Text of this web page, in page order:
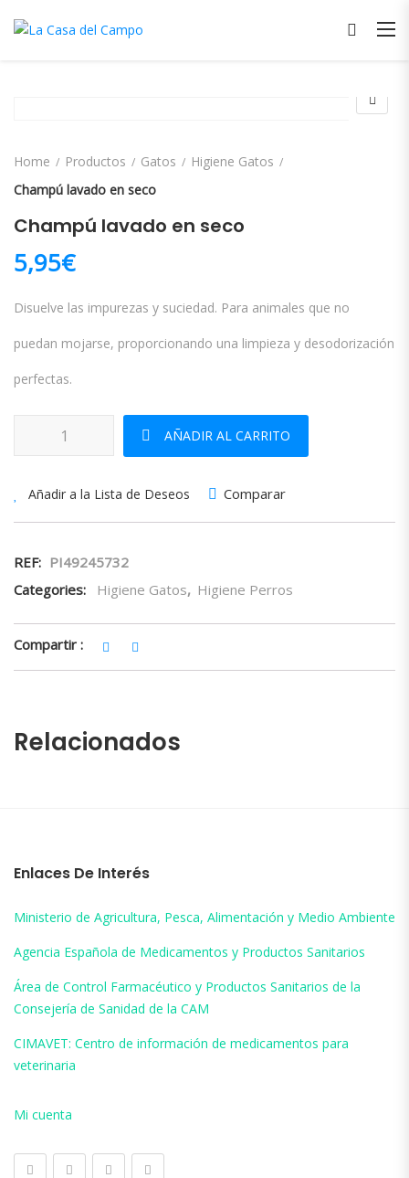
Home Productos Gatos
Higiene Gatos
Champú lavado en seco
Champú lavado en seco
5,95€
Disuelve las impurezas y suciedad. Para animales que no
puedan mojarse, proporcionando una limpieza y desodorización
perfectas.
Champú lavado en seco cantidad
AÑADIR AL CARRITO
Añadir a la Lista de Deseos Comparar
REF: PI49245732
Categories:
Higiene Gatos, Higiene Perros
Compartir :
Relacionados
Enlaces De Interés
Ministerio de Agricultura, Pesca, Alimentación y Medio Ambiente
Agencia Española de Medicamentos y Productos Sanitarios
Área de Control Farmacéutico y Productos Sanitarios de la
Consejería de Sanidad de la CAM
CIMAVET: Centro de información de medicamentos para
veterinaria
Mi cuenta